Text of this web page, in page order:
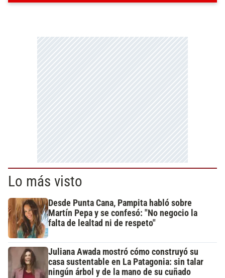
Lo más visto
Desde Punta Cana, Pampita habló sobre
Martín Pepa y se confesó: "No negocio la
falta de lealtad ni de respeto"
Juliana Awada mostró cómo construyó su
casa sustentable en La Patagonia: sin talar
ningún árbol y de la mano de su cuñado